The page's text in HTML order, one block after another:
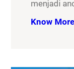
menjadi
Know More